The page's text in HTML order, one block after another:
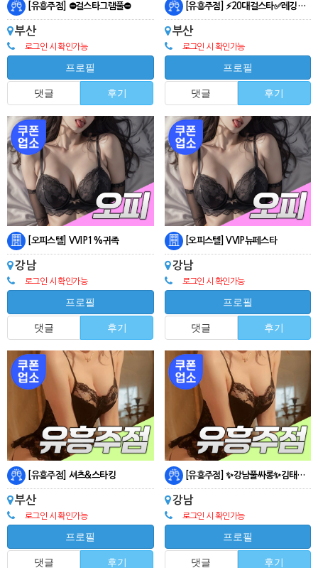
[유흥주점] ⛔걸스타그램풀⛔
부산
로그인 시 확인가능
프로필
댓글 후기
[유흥주점] ⚡20대걸스타✅레깅스⚡
부산
로그인 시 확인가능
프로필
댓글 후기
[오피스텔] VVIP1%귀족
강남
로그인 시 확인가능
프로필
댓글 후기
[오피스텔] VVIP뉴페스타
강남
로그인 시 확인가능
프로필
댓글 후기
[유흥주점] 셔츠&스타킹
부산
로그인 시 확인가능
프로필
댓글 후기
[유흥주점] ✨강남풀싸롱✨김태봉상무✨
강남
로그인 시 확인가능
프로필
댓글 후기